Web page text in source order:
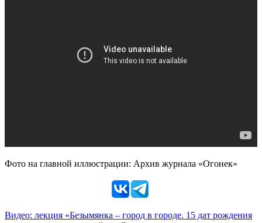
Фото на главной иллюстрации: Архив журнала «Огонек»
Видео: лекция «Безымянка – город в городе. 15 дат рождения